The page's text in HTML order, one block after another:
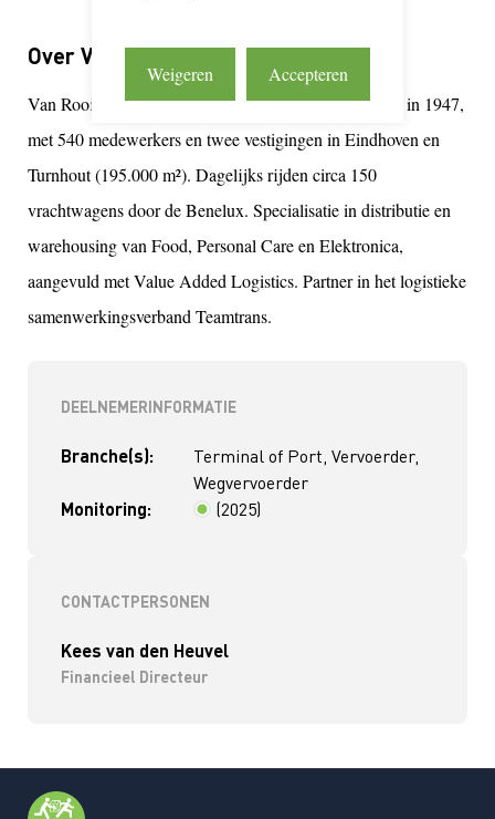
DEELNEMERINFORMATIE
Branche(s):
Terminal of Port, Vervoerder,
Wegvervoerder
Monitoring:
< 2 jaar
(2025)
CONTACTPERSONEN
Kees van den Heuvel
Financieel Directeur
Over Van Rooijen Logistiek B.V.
Van Rooijen Logistiek is een familiebedrijf, opgericht in 1947,
met 540 medewerkers en twee vestigingen in Eindhoven en
Turnhout (195.000 m²). Dagelijks rijden circa 150
vrachtwagens door de Benelux. Specialisatie in distributie en
warehousing van Food, Personal Care en Elektronica,
aangevuld met Value Added Logistics. Partner in het logistieke
samenwerkingsverband Teamtrans.
Weigeren Accepteren